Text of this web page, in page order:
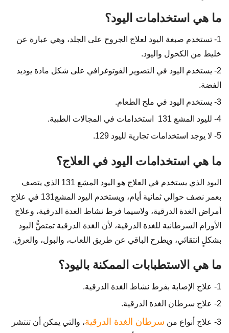
ما هي استخدامات اليود؟
1- تستخدم صبغة اليود لعلاج الجروح على الجلد، وهي عبارة عن
خليط من الكحول واليود.
2- يستخدم اليود في التصوير الفوتوغرافي على شكل مادة يوديد
الفضة.
3- يستخدم اليود في ملح الطعام.
4- لليود المشع 131 استخدامات في المجالات الطبية.
5- لا يوجد استخدامات تجارية لليود 129.
ما هي استخدامات اليود في العلاج؟
اليود الذي يستخدم في العلاج هو اليود المشع 131 الذي يتصف
بعمر نصف حوالي ثمانية أيام، ويستخدم اليود المشع131 في علاج
أمراض الغدة الدرقية، ولاسيما فرط نشاط الغدة الدرقية، وعلاج
الأورام السرطانية للغدة الدرقية، لأن الغدة الدرقية تمتصُّ اليود
بشكلٍ انتقائي، ويطرح الباقي عن طريق اللعاب، والبول، والعرق.
ما هي الاستطبابات الممكنة باليود؟
1- علاج الإصابة بفرط نشاط الغدة الدرقية.
2- علاج سرطان الغدة الدرقية.
3- علاج أنواع من سرطان الغدة الدرقية، والتي يمكن أن تنتشر